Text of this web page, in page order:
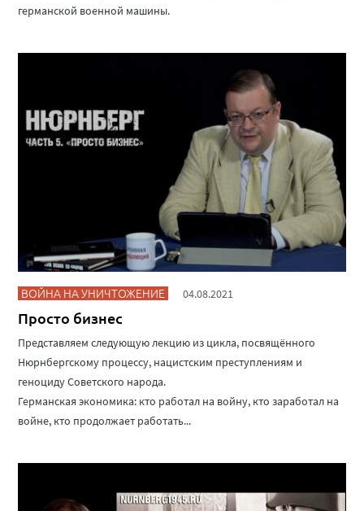
германской военной машины.
ВОЙНА НА УНИЧТОЖЕНИЕ 04.08.2021
Просто бизнес
Представляем следующую лекцию из цикла, посвящённого
Нюрнбергскому процессу, нацистским преступлениям и
геноциду Советского народа.
Германская экономика: кто работал на войну, кто заработал на
войне, кто продолжает работать...